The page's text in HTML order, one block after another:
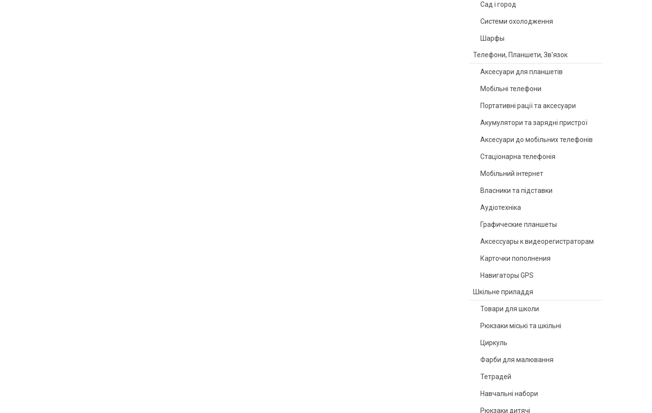
Сад і город
Системи охолодження
Шарфы
Телефони, Планшети, Зв'язок
Аксесуари для планшетів
Мобільні телефони
Портативні рації та аксесуари
Акумулятори та зарядні пристрої
Аксесуари до мобільних телефонів
Стаціонарна телефонія
Мобільний інтернет
Власники та підставки
Аудіотехніка
Графические планшеты
Аксессуары к видеорегистраторам
Карточки пополнения
Навигаторы GPS
Шкільне приладдя
Товари для школи
Рюкзаки міські та шкільні
Циркуль
Фарби для малювання
Тетрадей
Навчальні набори
Рюкзаки дитячі